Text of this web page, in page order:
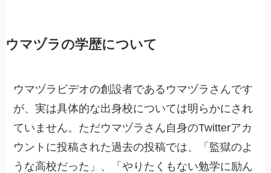
ウマヅラの学歴について
ウマヅラビデオの創設者であるウマヅラさんです
が、実は具体的な出身校については明らかにされ
ていません。ただウマヅラさん自身のTwitterアカ
ウントに投稿された過去の投稿では、「監獄のよ
うな高校だった」、「やりたくもない勉学に励ん